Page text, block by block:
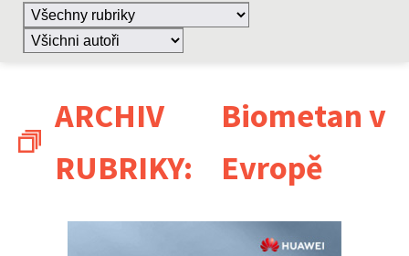
ARCHIV
RUBRIKY:
Biometan v
Evropě